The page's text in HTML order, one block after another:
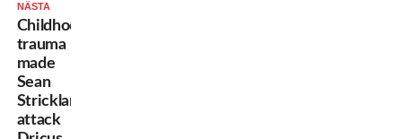
NÄSTA
Childhood
trauma
made
Sean
Strickland
attack